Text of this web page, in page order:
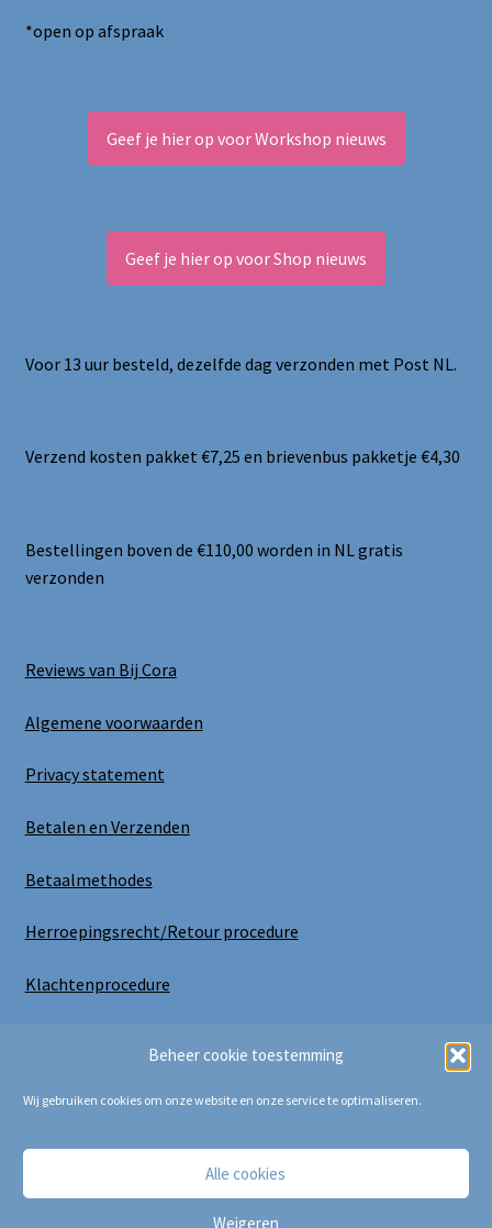
Beheer cookie toestemming
Wij gebruiken cookies om onze website en onze service te optimaliseren.
Alle cookies
Weigeren
*open op afspraak
Geef je hier op voor Workshop nieuws
Geef je hier op voor Shop nieuws
Voor 13 uur besteld, dezelfde dag verzonden met Post NL.
Verzend kosten pakket €7,25 en brievenbus pakketje €4,30
Bestellingen boven de €110,00 worden in NL gratis
verzonden
Reviews van Bij Cora
Algemene voorwaarden
Privacy statement
Betalen en Verzenden
Betaalmethodes
Herroepingsrecht/Retour procedure
Klachtenprocedure
Copyright Bij Cora 2025